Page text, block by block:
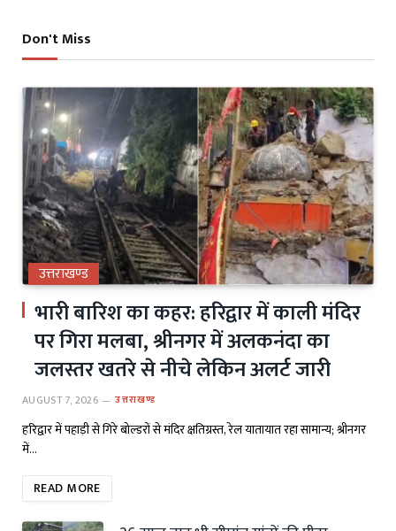
Don't Miss
उत्तराखण्ड
भारी बारिश का कहर: हरिद्वार में काली मंदिर
पर गिरा मलबा, श्रीनगर में अलकनंदा का
जलस्तर खतरे से नीचे लेकिन अलर्ट जारी
AUGUST 7, 2026 उत्तराखण्ड
हरिद्वार में पहाड़ी से गिरे बोल्डरों से मंदिर क्षतिग्रस्त, रेल यातायात रहा सामान्य; श्रीनगर
में…
READ MORE